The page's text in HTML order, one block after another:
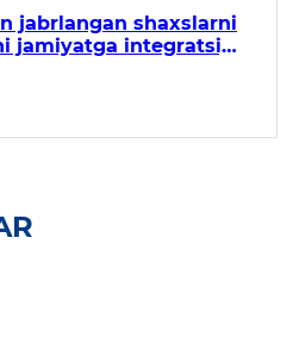
jabrlangan shaxslarni
jamiyatga integratsiya
qaratilgan